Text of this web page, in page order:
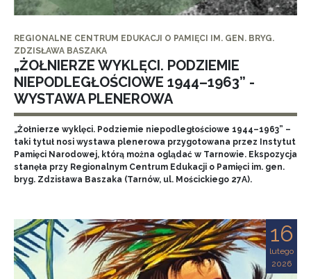
REGIONALNE CENTRUM EDUKACJI O PAMIĘCI IM. GEN. BRYG.
ZDZISŁAWA BASZAKA
„ŻOŁNIERZE WYKLĘCI. PODZIEMIE
NIEPODLEGŁOŚCIOWE 1944–1963” -
WYSTAWA PLENEROWA
„Żołnierze wyklęci. Podziemie niepodległościowe 1944–1963” –
taki tytuł nosi wystawa plenerowa przygotowana przez Instytut
Pamięci Narodowej, którą można oglądać w Tarnowie. Ekspozycja
stanęła przy Regionalnym Centrum Edukacji o Pamięci im. gen.
bryg. Zdzisława Baszaka (Tarnów, ul. Mościckiego 27A).
16
lutego
2026